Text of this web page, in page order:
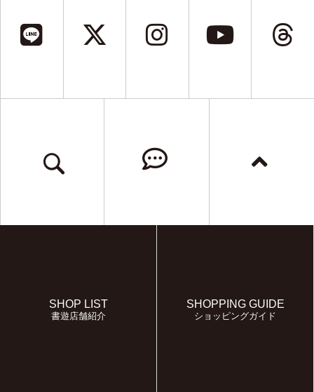
SHOP LIST
書遊店舗紹介
SHOPPING GUIDE
ショッピングガイド